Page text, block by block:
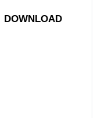
DOWNLOAD